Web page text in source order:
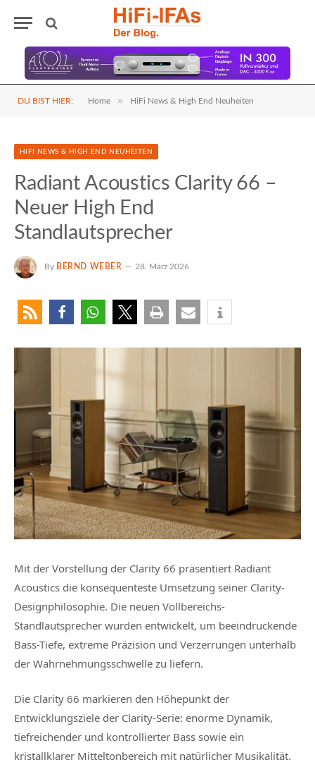
DU BIST HIER: Home » HiFi News & High End Neuheiten
HIFI NEWS & HIGH END NEUHEITEN
Radiant Acoustics Clarity 66 –
Neuer High End
Standlautsprecher
By BERND WEBER 28. März 2026
Mit der Vorstellung der Clarity 66 präsentiert Radiant
Acoustics die konsequenteste Umsetzung seiner Clarity-
Designphilosophie. Die neuen Vollbereichs-
Standlautsprecher wurden entwickelt, um beeindruckende
Bass-Tiefe, extreme Präzision und Verzerrungen unterhalb
der Wahrnehmungsschwelle zu liefern.
Die Clarity 66 markieren den Höhepunkt der
Entwicklungsziele der Clarity-Serie: enorme Dynamik,
tiefreichender und kontrollierter Bass sowie ein
kristallklarer Mitteltonbereich mit natürlicher Musikalität.